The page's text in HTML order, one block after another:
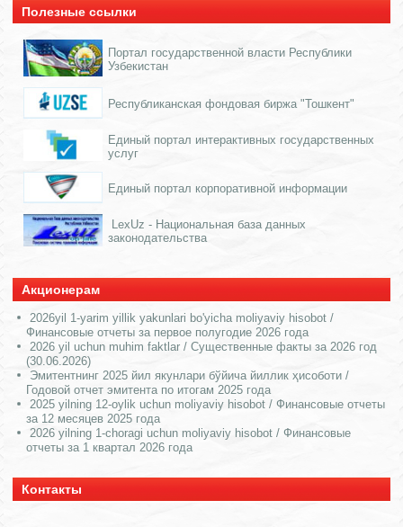
Полезные ссылки
Портал государственной власти Республики
Узбекистан
Республиканская фондовая биржа "Тошкент"
Единый портал интерактивных государственных
услуг
Единый портал корпоративной информации
LexUz - Национальная база данных
законодательства
Акционерам
2026yil 1-yarim yillik yakunlari bo'yicha moliyaviy hisobot /
Финансовые отчеты за первое полугодие 2026 года
2026 yil uchun muhim faktlar / Существенные факты за 2026 год
(30.06.2026)
Эмитентнинг 2025 йил якунлари бўйича йиллик ҳисоботи /
Годовой отчет эмитента по итогам 2025 года
2025 yilning 12-oylik uchun moliyaviy hisobot / Финансовые отчеты
за 12 месяцев 2025 года
2026 yilning 1-choragi uchun moliyaviy hisobot / Финансовые
отчеты за 1 квартал 2026 года
Контакты